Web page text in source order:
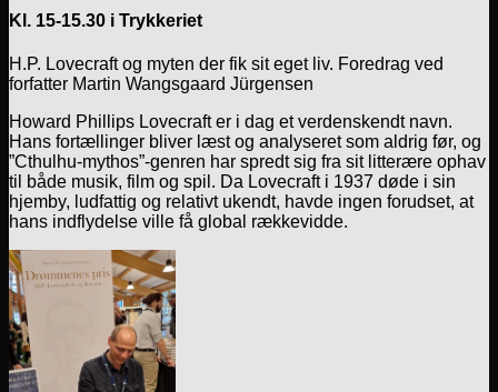
Kl. 15-15.30 i Trykkeriet
H.P. Lovecraft og myten der fik sit eget liv. Foredrag ved
forfatter Martin Wangsgaard Jürgensen
Howard Phillips Lovecraft er i dag et verdenskendt navn.
Hans fortællinger bliver læst og analyseret som aldrig før, og
”Cthulhu-mythos”-genren har spredt sig fra sit litterære ophav
til både musik, film og spil. Da Lovecraft i 1937 døde i sin
hjemby, ludfattig og relativt ukendt, havde ingen forudset, at
hans indflydelse ville få global rækkevidde.